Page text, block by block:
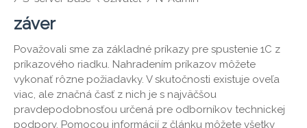
záver
Považovali sme za základné príkazy pre spustenie 1C z
príkazového riadku. Nahradením príkazov môžete
vykonať rôzne požiadavky. V skutočnosti existuje oveľa
viac, ale značná časť z nich je s najväčšou
pravdepodobnosťou určená pre odborníkov technickej
podpory. Pomocou informácií z článku môžete všetky